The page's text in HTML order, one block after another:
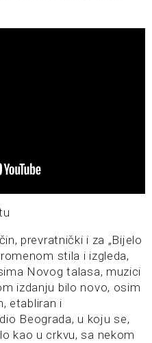
prevratnički i za „Bijelo
stila i izgleda,
Novog talasa, muzici
izdanju bilo novo, osim
etabliran i
Beograda, u koju se,
kao u crkvu, sa nekom